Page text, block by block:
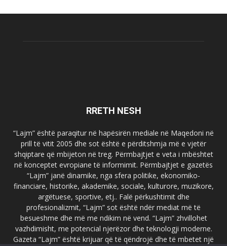
RRETH NESH
“Lajm” është paraqitur në hapësirën mediale në Maqedoni në
prill të vitit 2005 dhe sot është e përditshmja më e vjetër
shqiptare që mbijeton në treg. Përmbajtjet e veta i mbështet
në konceptet evropiane të informimit. Përmbajtjet e gazetës
“Lajm” janë dinamike, nga sfera politike, ekonomiko-
financiare, historike, akademike, sociale, kulturore, muzikore,
argëtuese, sportive, etj.. Falë përkushtimit dhe
profesionalizmit, “Lajm” sot është ndër mediat më të
besueshme dhe më me ndikim në vend. “Lajm” zhvillohet
vazhdimisht, me potencial njerëzor dhe teknologji moderne.
Gazeta “Lajm” është krijuar që të qëndrojë dhe të mbetet një